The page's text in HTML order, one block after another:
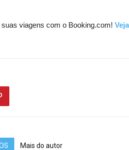
suas viagens com o Booking.com!
Mais do autor